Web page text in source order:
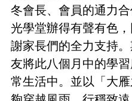
冬會長、會員的通力
光學堂辦得有聲有色
謝家長們的全力支持
友將此八個月中的學
常生活中。並以「大